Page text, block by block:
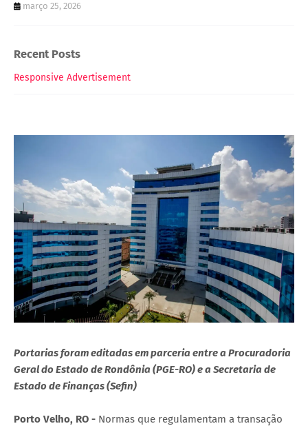
março 25, 2026
Recent Posts
Responsive Advertisement
Portarias foram editadas em parceria entre a Procuradoria
Geral do Estado de Rondônia (PGE-RO) e a Secretaria de
Estado de Finanças (Sefin)
Porto Velho, RO - Normas que regulamentam a transação